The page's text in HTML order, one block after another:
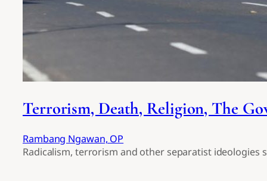
Terrorism, Death, Religion, The
Rambang Ngawan, OP
Radicalism, terrorism and other separatist ideologies